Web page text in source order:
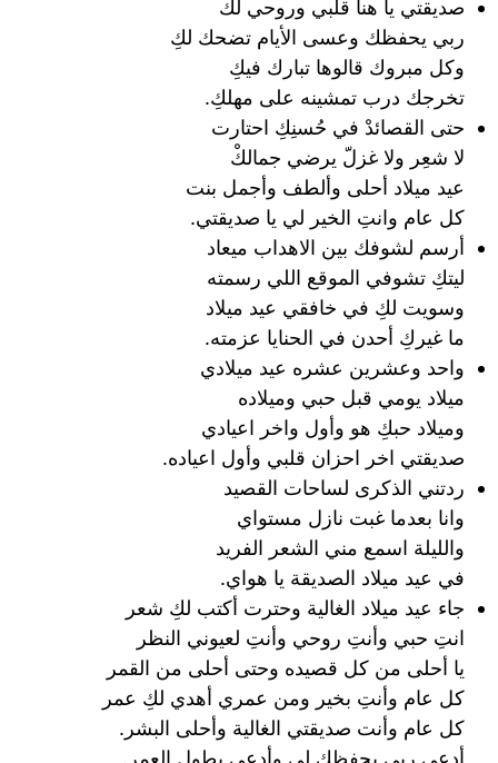
صديقتي يا هنا قلبي وروحي لك
ربي يحفظك وعسى الأيام تضحك لكِ
وكل مبروك قالوها تبارك فيكِ
تخرجك درب تمشينه على مهلكِ.
حتى القصائدْ في حُسنِكِ احتارت
لا شعِر ولا غزلّ يرضي جمالكْ
عيد ميلاد أحلى وألطف وأجمل بنت
كل عام وانتِ الخير لي يا صديقتي.
أرسم لشوفك بين الاهداب ميعاد
ليتكِ تشوفي الموقع اللي رسمته
وسويت لكِ في خافقي عيد ميلاد
ما غيركِ أحدن في الحنايا عزمته.
واحد وعشرين عشره عيد ميلادي
ميلاد يومي قبل حبي وميلاده
وميلاد حبكِ هو وأول واخر اعيادي
صديقتي اخر احزان قلبي وأول اعياده.
ردتني الذكرى لساحات القصيد
وانا بعدما غبت نازل مستواي
والليلة اسمع مني الشعر الفريد
في عيد ميلاد الصديقة يا هواي.
جاء عيد ميلاد الغالية وحترت أكتب لكِ شعر
انتِ حبي وأنتِ روحي وأنتِ لعيوني النظر
يا أحلى من كل قصيده وحتى أحلى من القمر
كل عام وأنتِ بخير ومن عمري أهدي لكِ عمر
كل عام وأنت صديقتي الغالية وأحلى البشر.